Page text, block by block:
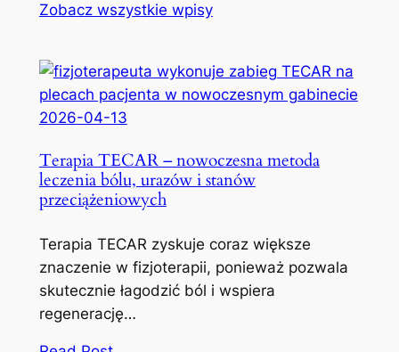
Zobacz wszystkie wpisy
2026-04-13
Terapia TECAR – nowoczesna metoda
leczenia bólu, urazów i stanów
przeciążeniowych
Terapia TECAR zyskuje coraz większe
znaczenie w fizjoterapii, ponieważ pozwala
skutecznie łagodzić ból i wspiera
regenerację…